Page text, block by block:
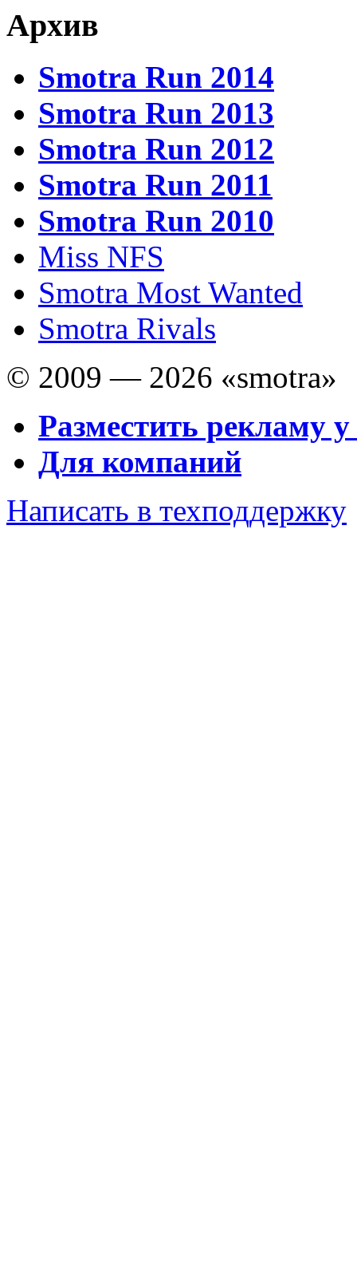
Архив
Smotra Run 2014
Smotra Run 2013
Smotra Run 2012
Smotra Run 2011
Smotra Run 2010
Miss NFS
Smotra Most Wanted
Smotra Rivals
© 2009 — 2026 «smotra»
Разместить рекламу у
Для компаний
Написать в техподдержку